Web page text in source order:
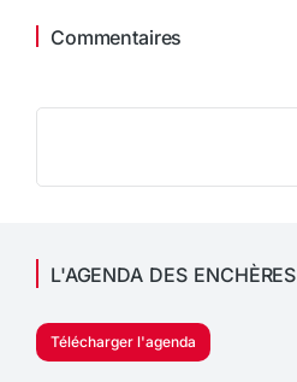
Commentaires
L'AGENDA DES ENCHÈRES
Télécharger l'agenda